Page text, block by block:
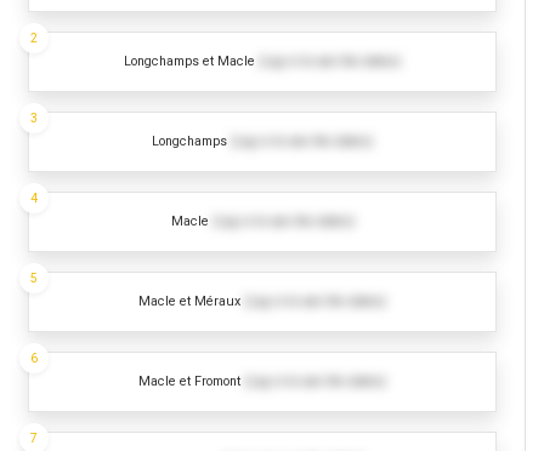
Longchamps et Macle
2
Longchamps
3
Macle
4
Macle et Méraux
5
Macle et Fromont
6
7